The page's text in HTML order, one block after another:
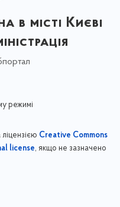
в місті Києві
режимі
Creative Commons
license, якщо не зазначено